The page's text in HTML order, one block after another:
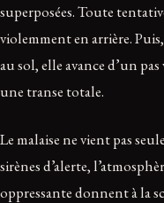
superposées. Toute
violemment en arrière.
au sol, elle avance d’un
une transe totale.
Le malaise ne vient pas
sirènes d’alerte,
oppressante donnent à la